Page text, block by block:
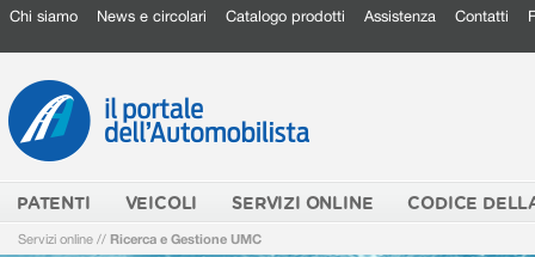
Chi siamo News e circolari Catalogo prodotti Assistenza Contatti
PATENTI VEICOLI SERVIZI ONLINE CODICE
Servizi online // Ricerca e Gestione UMC